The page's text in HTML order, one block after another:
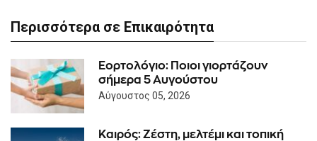
Περισσότερα σε Επικαιρότητα
Εορτολόγιο: Ποιοι γιορτάζουν
σήμερα 5 Αυγούστου
Αύγουστος 05, 2026
Καιρός: Ζέστη, μελτέμι και τοπική